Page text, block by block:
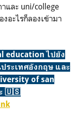
และ uni/college
อะไรก็ลองเข้ามา
ไปยัง
ระเทศอังกฤษ และ
of san
ะ 🇺🇸